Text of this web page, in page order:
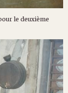
le deuxième